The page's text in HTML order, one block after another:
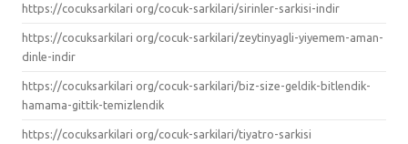
https://cocuksarkilari org/cocuk-sarkilari/sirinler-sarkisi-indir
https://cocuksarkilari org/cocuk-sarkilari/zeytinyagli-yiyemem-aman-
dinle-indir
https://cocuksarkilari org/cocuk-sarkilari/biz-size-geldik-bitlendik-
hamama-gittik-temizlendik
https://cocuksarkilari org/cocuk-sarkilari/tiyatro-sarkisi